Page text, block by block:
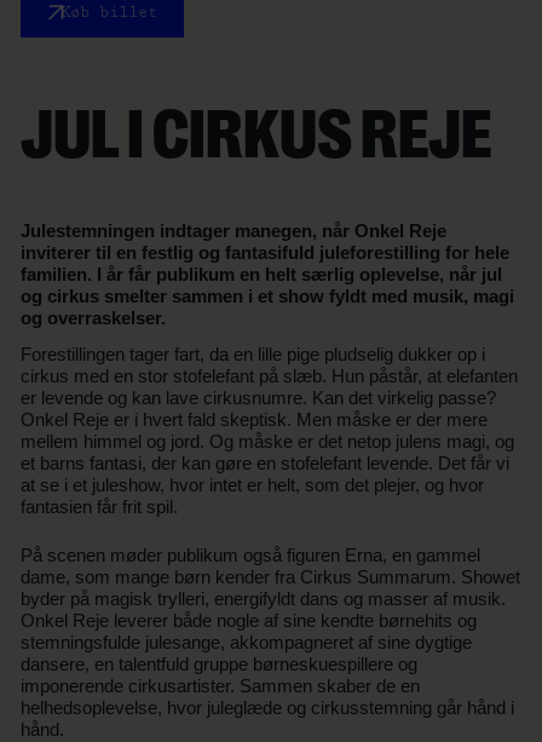
Køb billet
JUL I CIRKUS REJE
Julestemningen indtager manegen, når Onkel Reje
inviterer til en festlig og fantasifuld juleforestilling for hele
familien. I år får publikum en helt særlig oplevelse, når jul
og cirkus smelter sammen i et show fyldt med musik, magi
og overraskelser.
Forestillingen tager fart, da en lille pige pludselig dukker op i
cirkus med en stor stofelefant på slæb. Hun påstår, at elefanten
er levende og kan lave cirkusnumre. Kan det virkelig passe?
Onkel Reje er i hvert fald skeptisk. Men måske er der mere
mellem himmel og jord. Og måske er det netop julens magi, og
et barns fantasi, der kan gøre en stofelefant levende. Det får vi
at se i et juleshow, hvor intet er helt, som det plejer, og hvor
fantasien får frit spil.
På scenen møder publikum også figuren Erna, en gammel
dame, som mange børn kender fra Cirkus Summarum. Showet
byder på magisk trylleri, energifyldt dans og masser af musik.
Onkel Reje leverer både nogle af sine kendte børnehits og
stemningsfulde julesange, akkompagneret af sine dygtige
dansere, en talentfuld gruppe børneskuespillere og
imponerende cirkusartister. Sammen skaber de en
helhedsoplevelse, hvor juleglæde og cirkusstemning går hånd i
hånd.